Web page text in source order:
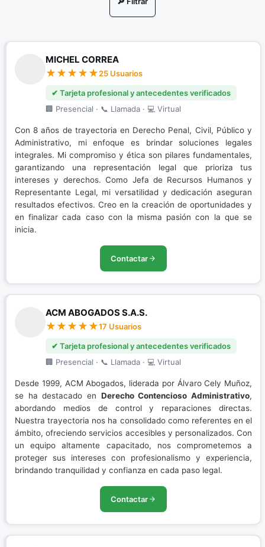
Porte Ilegal de Armas
Restitución de Tierras
Sistema Penal Acusatorio
MICHEL CORREA
25 Usuarios
✔ Tarjeta profesional y antecedentes verificados
🏢 Presencial · 📞 Llamada · 💻 Virtual
Con 8 años de trayectoria en Derecho Penal, Civil, Público y
Administrativo, mi enfoque es brindar soluciones legales
integrales. Mi compromiso y ética son pilares fundamentales,
garantizando una representación legal que prioriza tus
intereses y derechos. Como Jefa de Recursos Humanos y
Representante Legal, mi versatilidad y dedicación aseguran
resultados efectivos. Creo en la creación de oportunidades y
en finalizar cada caso con la misma pasión con la que se
inicia.
Contactar
ACM ABOGADOS S.A.S.
17 Usuarios
✔ Tarjeta profesional y antecedentes verificados
🏢 Presencial · 📞 Llamada · 💻 Virtual
Desde 1999, ACM Abogados, liderada por Álvaro Cely Muñoz,
se ha destacado en Derecho Contencioso Administrativo,
abordando medios de control y reparaciones directas.
Nuestra trayectoria nos ha consolidado como referentes en el
ámbito, ofreciendo servicios accesibles y personalizados. Con
un equipo altamente capacitado, nos comprometemos a
proteger sus intereses con profesionalismo y experiencia,
brindando tranquilidad y confianza en cada paso legal.
Contactar